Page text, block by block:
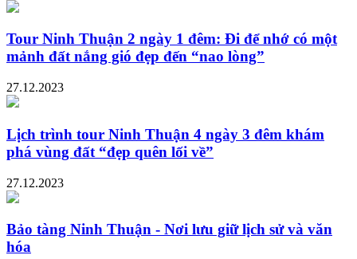
Tour Ninh Thuận 2 ngày 1 đêm: Đi để nhớ có một
mảnh đất nắng gió đẹp đến “nao lòng”
27.12.2023
Lịch trình tour Ninh Thuận 4 ngày 3 đêm khám
phá vùng đất “đẹp quên lối về”
27.12.2023
Bảo tàng Ninh Thuận - Nơi lưu giữ lịch sử và văn
hóa